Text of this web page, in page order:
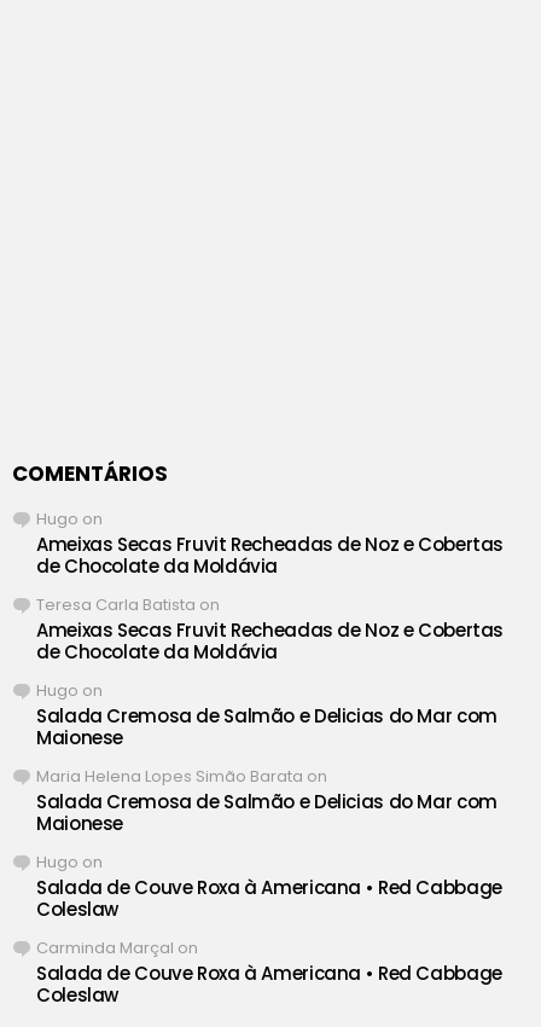
COMENTÁRIOS
Hugo on
Ameixas Secas Fruvit Recheadas de Noz e Cobertas
de Chocolate da Moldávia
Teresa Carla Batista on
Ameixas Secas Fruvit Recheadas de Noz e Cobertas
de Chocolate da Moldávia
Hugo on
Salada Cremosa de Salmão e Delicias do Mar com
Maionese
Maria Helena Lopes Simão Barata on
Salada Cremosa de Salmão e Delicias do Mar com
Maionese
Hugo on
Salada de Couve Roxa à Americana • Red Cabbage
Coleslaw
Carminda Marçal on
Salada de Couve Roxa à Americana • Red Cabbage
Coleslaw